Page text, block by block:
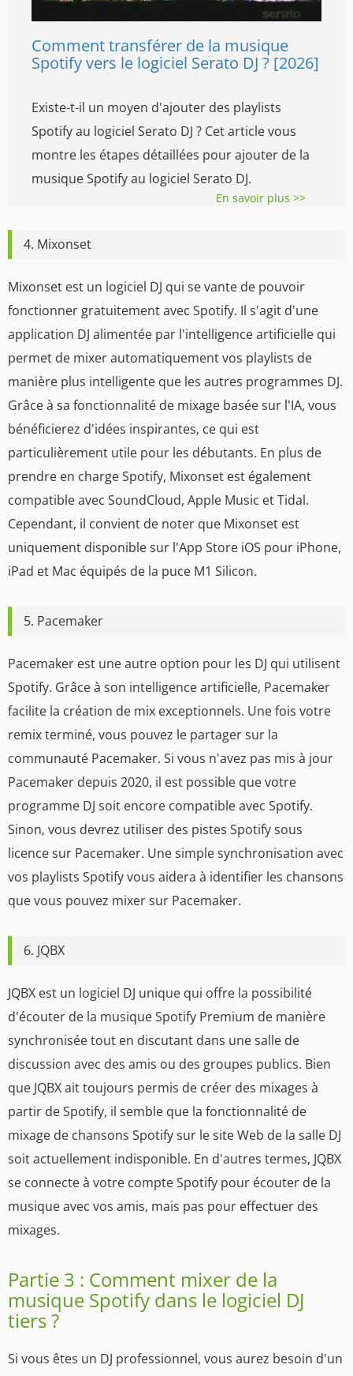
Comment transférer de la musique
Spotify vers le logiciel Serato DJ ? [2026]
Existe-t-il un moyen d'ajouter des playlists
Spotify au logiciel Serato DJ ? Cet article vous
montre les étapes détaillées pour ajouter de la
musique Spotify au logiciel Serato DJ.
En savoir plus >>
4. Mixonset
Mixonset est un logiciel DJ qui se vante de pouvoir
fonctionner gratuitement avec Spotify. Il s'agit d'une
application DJ alimentée par l'intelligence artificielle qui
permet de mixer automatiquement vos playlists de
manière plus intelligente que les autres programmes DJ.
Grâce à sa fonctionnalité de mixage basée sur l'IA, vous
bénéficierez d'idées inspirantes, ce qui est
particulièrement utile pour les débutants. En plus de
prendre en charge Spotify, Mixonset est également
compatible avec SoundCloud, Apple Music et Tidal.
Cependant, il convient de noter que Mixonset est
uniquement disponible sur l'App Store iOS pour iPhone,
iPad et Mac équipés de la puce M1 Silicon.
5. Pacemaker
Pacemaker est une autre option pour les DJ qui utilisent
Spotify. Grâce à son intelligence artificielle, Pacemaker
facilite la création de mix exceptionnels. Une fois votre
remix terminé, vous pouvez le partager sur la
communauté Pacemaker. Si vous n'avez pas mis à jour
Pacemaker depuis 2020, il est possible que votre
programme DJ soit encore compatible avec Spotify.
Sinon, vous devrez utiliser des pistes Spotify sous
licence sur Pacemaker. Une simple synchronisation avec
vos playlists Spotify vous aidera à identifier les chansons
que vous pouvez mixer sur Pacemaker.
6. JQBX
JQBX est un logiciel DJ unique qui offre la possibilité
d'écouter de la musique Spotify Premium de manière
synchronisée tout en discutant dans une salle de
discussion avec des amis ou des groupes publics. Bien
que JQBX ait toujours permis de créer des mixages à
partir de Spotify, il semble que la fonctionnalité de
mixage de chansons Spotify sur le site Web de la salle DJ
soit actuellement indisponible. En d'autres termes, JQBX
se connecte à votre compte Spotify pour écouter de la
musique avec vos amis, mais pas pour effectuer des
mixages.
Partie 3 : Comment mixer de la
musique Spotify dans le logiciel DJ
tiers ?
Si vous êtes un DJ professionnel, vous aurez besoin d'un